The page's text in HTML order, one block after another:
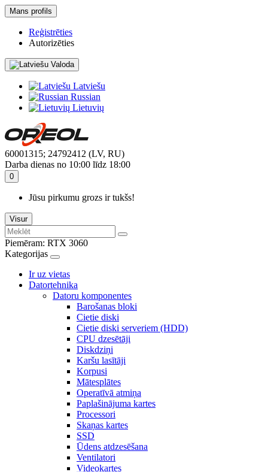
Mans profils
Reģistrēties
Autorizēties
Valoda
Latviešu
Russian
Lietuvių
60001315; 24792412 (LV, RU)
Darba dienas no 10:00 līdz 18:00
0
Jūsu pirkumu grozs ir tukšs!
Visur
Piemēram: RTX 3060
Kategorijas
Ir uz vietas
Datortehnika
Datoru komponentes
Barošanas bloki
Cietie diski
Cietie diski serveriem (HDD)
CPU dzesētāji
Diskdziņi
Karšu lasītāji
Korpusi
Mātesplātes
Operatīvā atmiņa
Paplašinājuma kartes
Processori
Skaņas kartes
SSD
Ūdens atdzesēšana
Ventilatori
Videokartes